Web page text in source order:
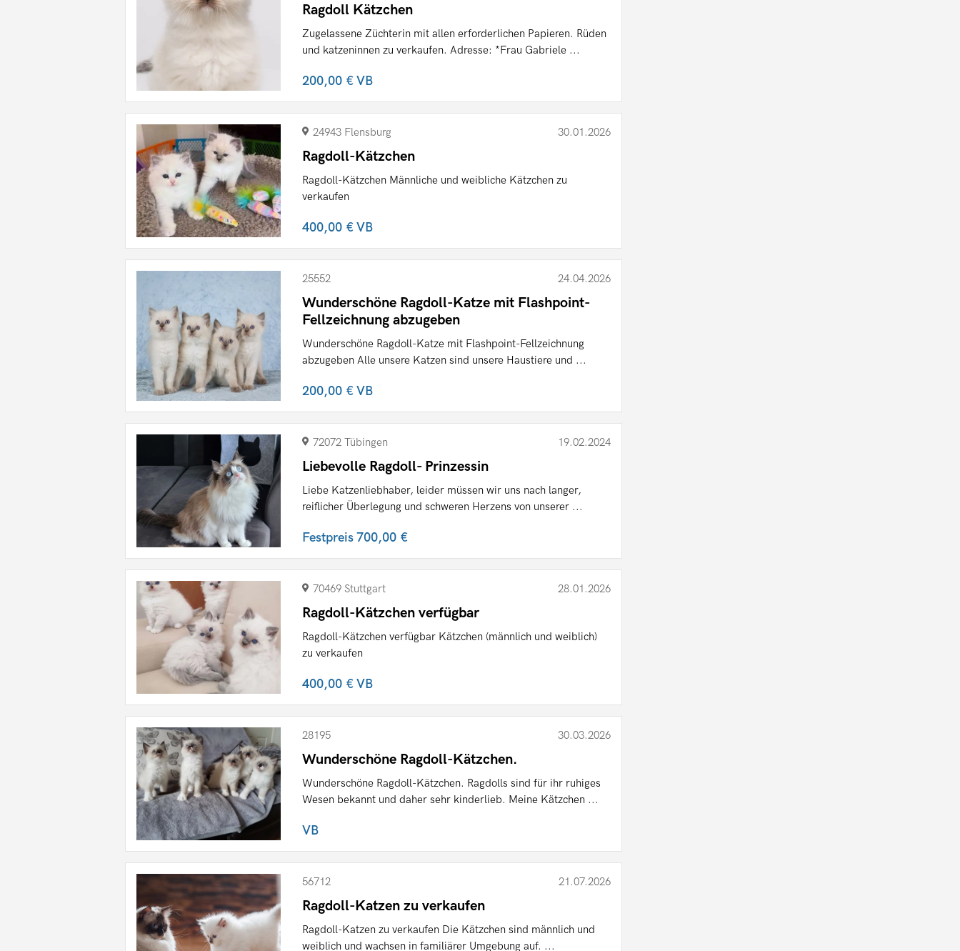
Ragdoll Kätzchen
Zugelassene Züchterin mit allen erforderlichen Papieren. Rüden
und katzeninnen zu verkaufen. Adresse: *Frau Gabriele ...
200,00 €VB
24943 Flensburg 30.01.2026
Ragdoll-Kätzchen
Ragdoll-Kätzchen Männliche und weibliche Kätzchen zu
verkaufen
400,00 €VB
25552 24.04.2026
Wunderschöne Ragdoll-Katze mit Flashpoint-
Fellzeichnung abzugeben
Wunderschöne Ragdoll-Katze mit Flashpoint-Fellzeichnung
abzugeben Alle unsere Katzen sind unsere Haustiere und ...
200,00 €VB
72072 Tübingen 19.02.2024
Liebevolle Ragdoll- Prinzessin
Liebe Katzenliebhaber, leider müssen wir uns nach langer,
reiflicher Überlegung und schweren Herzens von unserer ...
Festpreis700,00 €
70469 Stuttgart 28.01.2026
Ragdoll-Kätzchen verfügbar
Ragdoll-Kätzchen verfügbar Kätzchen (männlich und weiblich)
zu verkaufen
400,00 €VB
28195 30.03.2026
Wunderschöne Ragdoll-Kätzchen.
Wunderschöne Ragdoll-Kätzchen. Ragdolls sind für ihr ruhiges
Wesen bekannt und daher sehr kinderlieb. Meine Kätzchen ...
VB
56712 21.07.2026
Ragdoll-Katzen zu verkaufen
Ragdoll-Katzen zu verkaufen Die Kätzchen sind männlich und
weiblich und wachsen in familiärer Umgebung auf. ...